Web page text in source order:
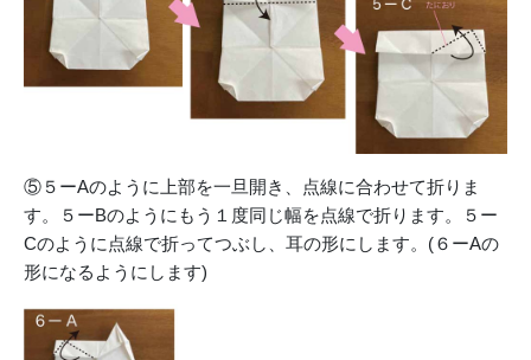
⑤５ーAのように上部を一旦開き、点線に合わせて折りま
す。５ーBのようにもう１度同じ幅を点線で折ります。５ー
Cのように点線で折ってつぶし、耳の形にします。(６ーAの
形になるようにします)